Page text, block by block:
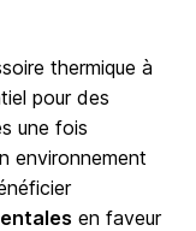
thermique à
pour des
une fois
environnement
en faveur